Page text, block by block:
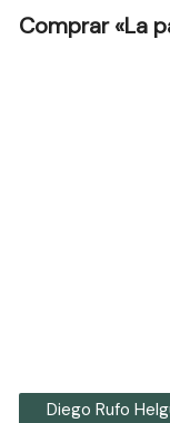
Comprar «La
Diego Rufo